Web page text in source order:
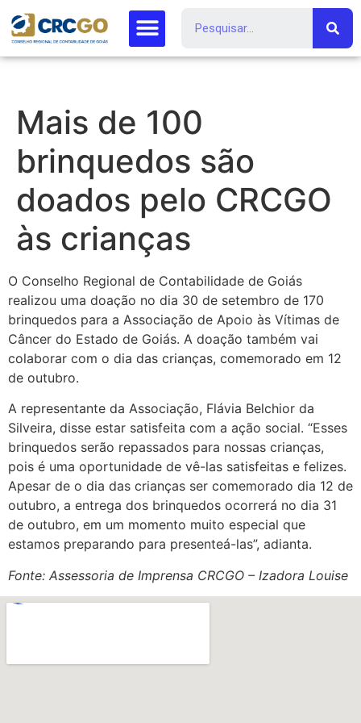
Mais de 100
brinquedos são
doados pelo CRCGO
às crianças
O Conselho Regional de Contabilidade de Goiás
realizou uma doação no dia 30 de setembro de 170
brinquedos para a Associação de Apoio às Vítimas de
Câncer do Estado de Goiás. A doação também vai
colaborar com o dia das crianças, comemorado em 12
de outubro.
A representante da Associação, Flávia Belchior da
Silveira, disse estar satisfeita com a ação social. “Esses
brinquedos serão repassados para nossas crianças,
pois é uma oportunidade de vê-las satisfeitas e felizes.
Apesar de o dia das crianças ser comemorado dia 12 de
outubro, a entrega dos brinquedos ocorrerá no dia 31
de outubro, em um momento muito especial que
estamos preparando para presenteá-las”, adianta.
Fonte: Assessoria de Imprensa CRCGO – Izadora Louise